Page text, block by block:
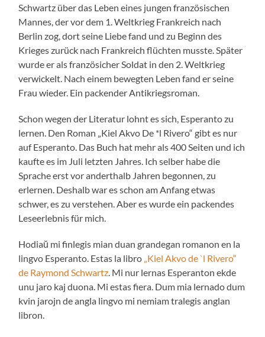
Schwartz über das Leben eines jungen französischen
Mannes, der vor dem 1. Weltkrieg Frankreich nach
Berlin zog, dort seine Liebe fand und zu Beginn des
Krieges zurück nach Frankreich flüchten musste. Später
wurde er als französicher Soldat in den 2. Weltkrieg
verwickelt. Nach einem bewegten Leben fand er seine
Frau wieder. Ein packender Antikriegsroman.
Schon wegen der Literatur lohnt es sich, Esperanto zu
lernen. Den Roman „Kiel Akvo De *l Rivero“ gibt es nur
auf Esperanto. Das Buch hat mehr als 400 Seiten und ich
kaufte es im Juli letzten Jahres. Ich selber habe die
Sprache erst vor anderthalb Jahren begonnen, zu
erlernen. Deshalb war es schon am Anfang etwas
schwer, es zu verstehen. Aber es wurde ein packendes
Leseerlebnis für mich.
Hodiaŭ mi finlegis mian duan grandegan romanon en la
lingvo Esperanto. Estas la libro „Kiel Akvo de `l Rivero“
de Raymond Schwartz. Mi nur lernas Esperanton ekde
unu jaro kaj duona. Mi estas fiera. Dum mia lernado dum
kvin jarojn de angla lingvo mi nemiam tralegis anglan
libron.